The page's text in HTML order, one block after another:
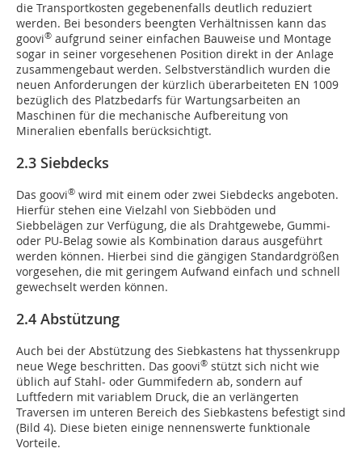
die Transportkosten gegebenenfalls deutlich reduziert
werden. Bei besonders beengten Verhältnissen kann das
goovi® aufgrund seiner einfachen Bauweise und Montage
sogar in seiner vorgesehenen Position direkt in der Anlage
zusammengebaut werden. Selbstverständlich wurden die
neuen Anforderungen der kürzlich überarbeiteten EN 1009
bezüglich des Platzbedarfs für Wartungsarbeiten an
Maschinen für die mechanische Aufbereitung von
Mineralien ebenfalls berücksichtigt.
2.3 Siebdecks
Das goovi® wird mit einem oder zwei Siebdecks angeboten.
Hierfür stehen eine Vielzahl von Siebböden und
Siebbelägen zur Verfügung, die als Drahtgewebe, Gummi-
oder PU-Belag sowie als Kombination daraus ausgeführt
werden können. Hierbei sind die gängigen Standardgrößen
vorgesehen, die mit geringem Aufwand einfach und schnell
gewechselt werden können.
2.4 Abstützung
Auch bei der Abstützung des Siebkastens hat thyssenkrupp
neue Wege beschritten. Das goovi® stützt sich nicht wie
üblich auf Stahl- oder Gummifedern ab, sondern auf
Luftfedern mit ­variablem Druck, die an verlängerten
Traversen im unteren Bereich des Siebkastens befestigt sind
(Bild 4). Diese bieten einige nennenswerte funktionale
Vorteile.